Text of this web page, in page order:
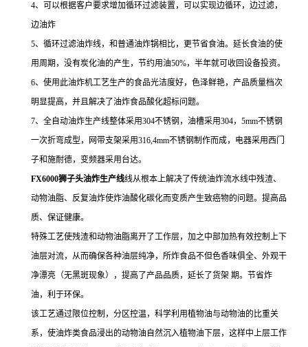
4、可以根据客户要求增加循环过滤装置，可以实现边循环，边过滤，
边油炸
5、循环过滤油炸线，和普通油炸锅相比，更节省食油。延长食油的使
用周期，没有炭化油的产生，节约用油50%，半年就可收回设备投资。
6、使用此油炸机工艺生产的食品光洁度好，色泽鲜艳，产品质量档次
明显提高，并且解决了油炸食品酸化超标问题。
7、全自动油炸生产线整体采用304不锈钢，油槽采用304，5mm不锈钢
一次折弯成型，网带支架采用316,4mm不锈钢制作而成，电器采用西门
子和施耐德，变频器采用台达。
FX6000狮子头油炸生产线线从根本上解决了传统油炸流水线中残渣、
动物油脂、反复油炸使炸油酸化碳化而变质产生致癌物的问题。提高品
质、保证健康。
特殊工艺使残渣和动物油脂离开了工作层，加之中部加热有效控制上下
油层对流，从而确保各种油层纯净，所炸食品不但色香味俱全、外观干
净漂亮（无黑斑现象），提高了产品品质，延长了货架 期。节省炸
油，利于环保。
该工艺通过限位控制，分区控温，科学利用植物油与动物油的比重关
系，使油炸类食品浸出的动物油自然沉入植物油下层，这样中上层工作